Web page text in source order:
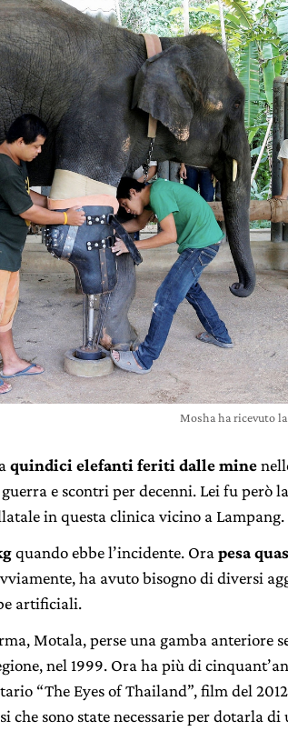
Mosha ha ricevuto
quindici elefanti feriti dalle mine
e scontri per decenni. Lei fu però
in questa clinica vicino a Lampang.
quando ebbe l’incidente. Orapesa
ha avuto bisogno di diversi
artificiali.
Motala, perse una gamba anteriore
nel 1999. Ora ha più di
“The Eyes of Thailand”, film del
che sono state necessarie per dotarla di